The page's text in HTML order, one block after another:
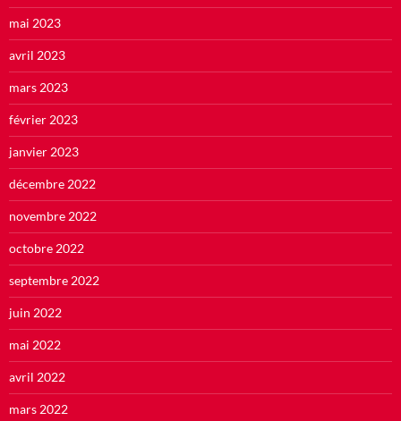
mai 2023
avril 2023
mars 2023
février 2023
janvier 2023
décembre 2022
novembre 2022
octobre 2022
septembre 2022
juin 2022
mai 2022
avril 2022
mars 2022